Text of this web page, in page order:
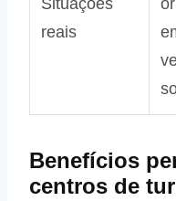
Situações
reais
Benefícios
centros de